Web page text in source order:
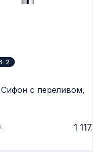
2
с переливом,
1 117.-